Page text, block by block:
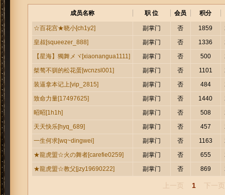
成员名称 职 位 会员 积分
☆百花宫★晓小[ch1y2] 副掌门 否 1859
皇叔[squeezer_888] 副掌门 否 1336
【星海】獨舞メヾ[xiaonangua1111] 副掌门 否 500
桀骜不驯的松花蛋[wcnzsl001] 副掌门 否 1101
装逼拿本记上[vip_2815] 副掌门 否 484
致命力量[17497625] 副掌门 否 1440
昭昭[1h1h] 副掌门 否 508
天天快乐[hyq_689] 副掌门 否 457
一生何求[wq~dingwei] 副掌门 否 1163
★龍虎盟☆火の舞者[carefie0259] 副掌门 否 655
★龍虎盟☆教父[jzy19690222] 副掌门 否 869
上一页 1 下一页